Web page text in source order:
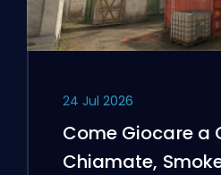
24 Jul 2026
Come Giocare a
Chiamate,